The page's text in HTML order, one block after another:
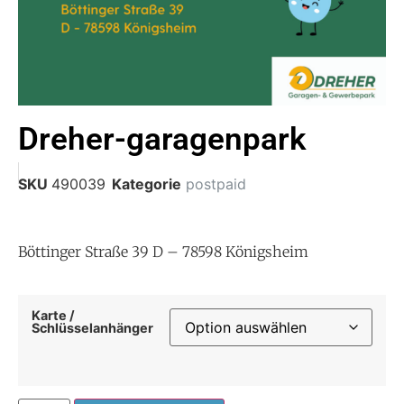
Dreher-garagenpark
SKU 490039 Kategorie postpaid
Böttinger Straße 39 D – 78598 Königsheim
Karte /
Schlüsselanhänger